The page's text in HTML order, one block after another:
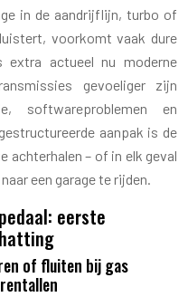
in de aandrijflijn, turbo of
voorkomt vaak dure
extra actueel nu moderne
gevoeliger zijn
softwareproblemen en
aanpak is de
achterhalen – of in elk geval
een garage te rijden.
eerste
of fluiten bij gas